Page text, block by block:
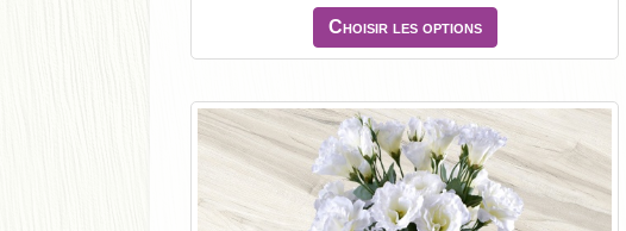
Choisir les options